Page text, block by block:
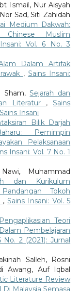
Ismail, Nur Aisyah
Sad, Siti Zahidah
Medium Dakwah:
Chinese Muslim
Vol. 6 No. 3
Dalam Artifak
, Sains Insani:
Sham,Sejarah dan
Literatur ,Sains
Insani
Bilik Darjah
Pemimpin
Pelaksanaan
Insani: Vol. 7 No. 1
Muhammad
dan Kurikulum
Tokoh
, Sains Insani: Vol. 5
Pengaplikasian Teori
Pembelajaran
No. 2 (2021): Jurnal
Salleh, Rosni
Awang, Auf Iqbal
Literature Review
Malaysia Semasa